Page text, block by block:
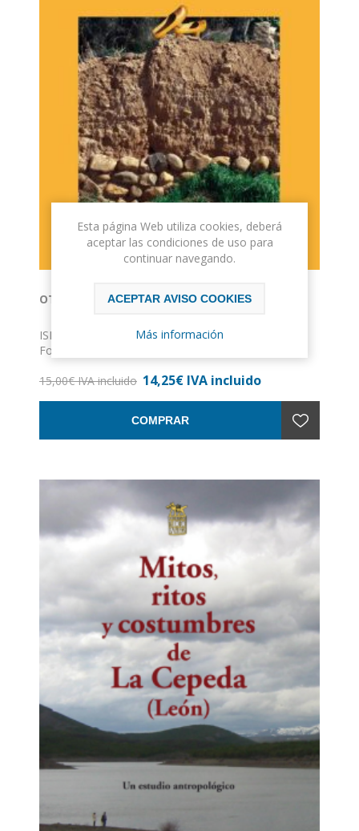
OTRAS HISTORIAS DE LA CEPEDA
ISBN: 978-84-92438-17-4
Formato: 15 x 24
Encuadernación: Rústica con solapas
15,00€ IVA incluido 14,25€ IVA incluido
COMPRAR
Esta página Web utiliza cookies, deberá
aceptar las condiciones de uso para
continuar navegando.
ACEPTAR AVISO COOKIES
Más información